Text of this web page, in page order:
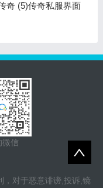
奇 (5)传奇私服界面
微信
，对于恶意诽谤,投诉,镜